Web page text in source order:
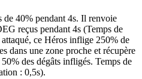
40% pendant 4s. Il renvoie
reçus pendant 4s (Temps de
ce Héros inflige 250% de
dans une zone proche et récupère
des dégâts infligés. Temps de
: 0,5s).